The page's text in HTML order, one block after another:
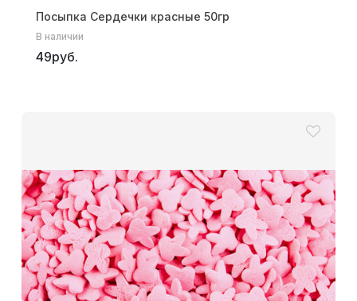
Посыпка Сердечки красные 50гр
В наличии
49руб.